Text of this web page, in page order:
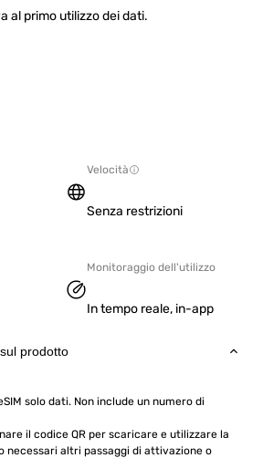
al primo utilizzo dei dati.
Velocità
Senza restrizioni
Monitoraggio dell'utilizzo
In tempo reale, in-app
prodotto
solo dati. Non include un numero di
il codice QR per scaricare e utilizzare la
necessari altri passaggi di attivazione o